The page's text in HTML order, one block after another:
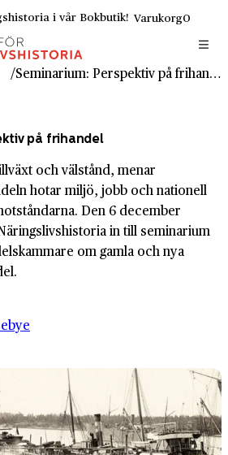
i vår Bokbutik! Varukorg0
/ Seminarium: Perspektiv på frihandel
på frihandel
och välstånd, menar
hotar miljö, jobb och nationell
Den 6 december
in till seminarium
om gamla och nya